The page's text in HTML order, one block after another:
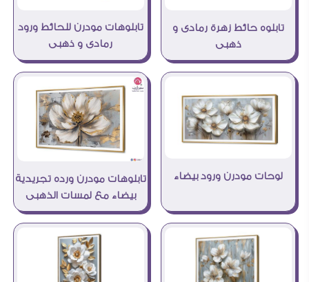
تابلوه حائط زهرة رمادى و
ذهبى
تابلوهات مودرن للحائط ورود
رمادى و ذهبى
لوحات مودرن ورود بيضاء
تابلوهات مودرن ورده تجريدية
بيضاء مع لمسات الذهبى